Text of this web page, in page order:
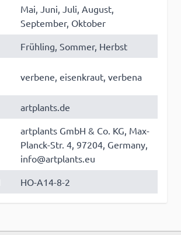
Mai, Juni, Juli, August,
September, Oktober
Frühling, Sommer, Herbst
verbene, eisenkraut, verbena
artplants.de
artplants GmbH & Co. KG, Max-
Planck-Str. 4, 97204, Germany,
info@artplants.eu
HO-A14-8-2